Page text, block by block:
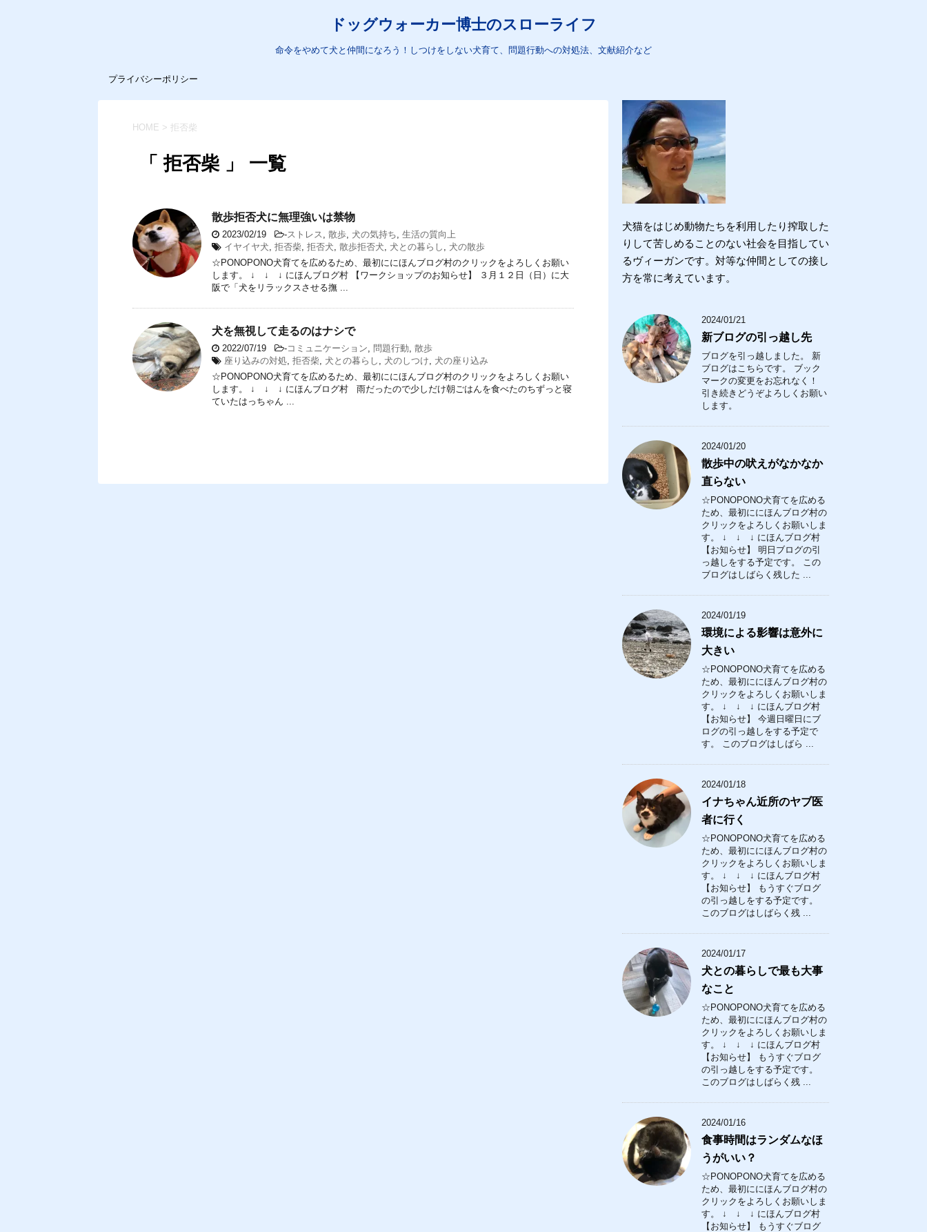
ドッグウォーカー博士のスローライフ
命令をやめて犬と仲間になろう！しつけをしない犬育て、問題行動への対処法、文献紹介など
プライバシーポリシー
HOME > 拒否柴
「 拒否柴 」 一覧
散歩拒否犬に無理強いは禁物
2023/02/19 -ストレス , 散歩, 犬の気持ち, 生活の質向上
イヤイヤ犬, 拒否柴, 拒否犬, 散歩拒否犬, 犬との暮らし , 犬の散歩
☆PONOPONO犬育てを広めるため、最初ににほんブログ村のクリックをよろしくお願い
します。 ↓ ↓ ↓ にほんブログ村 【ワークショップのお知らせ】 ３月１２日（日）に大
阪で「犬をリラックスさせる撫 ...
犬を無視して走るのはナシで
2022/07/19 -コミュニケーション, 問題行動, 散歩
座り込みの対処, 拒否柴, 犬との暮らし , 犬のしつけ, 犬の座り込み
☆PONOPONO犬育てを広めるため、最初ににほんブログ村のクリックをよろしくお願い
します。 ↓ ↓ ↓ にほんブログ村 雨だったので少しだけ朝ごはんを食べたのちずっと寝
ていたはっちゃん ...
犬猫をはじめ動物たちを利用したり搾取した
りして苦しめることのない社会を目指してい
るヴィーガンです。対等な仲間としての接し
方を常に考えています。
2024/01/21
新ブログの引っ越し先
ブログを引っ越しました。 新
ブログはこちらです。 ブック
マークの変更をお忘れなく！
引き続きどうぞよろしくお願い
します。
2024/01/20
散歩中の吠えがなかなか
直らない
☆PONOPONO犬育てを広める
ため、最初ににほんブログ村の
クリックをよろしくお願いしま
す。 ↓ ↓ ↓ にほんブログ村
【お知らせ】 明日ブログの引
っ越しをする予定です。 この
ブログはしばらく残した ...
2024/01/19
環境による影響は意外に
大きい
☆PONOPONO犬育てを広める
ため、最初ににほんブログ村の
クリックをよろしくお願いしま
す。 ↓ ↓ ↓ にほんブログ村
【お知らせ】 今週日曜日にブ
ログの引っ越しをする予定で
す。 このブログはしばら ...
2024/01/18
イナちゃん近所のヤブ医
者に行く
☆PONOPONO犬育てを広める
ため、最初ににほんブログ村の
クリックをよろしくお願いしま
す。 ↓ ↓ ↓ にほんブログ村
【お知らせ】 もうすぐブログ
の引っ越しをする予定です。
このブログはしばらく残 ...
2024/01/17
犬との暮らしで最も大事
なこと
☆PONOPONO犬育てを広める
ため、最初ににほんブログ村の
クリックをよろしくお願いしま
す。 ↓ ↓ ↓ にほんブログ村
【お知らせ】 もうすぐブログ
の引っ越しをする予定です。
このブログはしばらく残 ...
2024/01/16
食事時間はランダムなほ
うがいい？
☆PONOPONO犬育てを広める
ため、最初ににほんブログ村の
クリックをよろしくお願いしま
す。 ↓ ↓ ↓ にほんブログ村
【お知らせ】 もうすぐブログ